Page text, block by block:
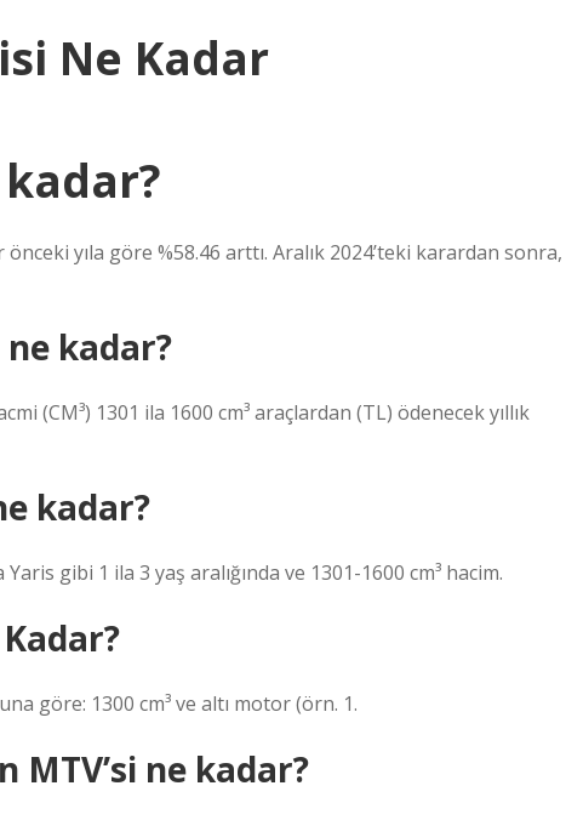
Ne Kadar
yıla göre %58.46 arttı. Aralık 2024’teki karardan sonra,
kadar?
(CM³) 1301 ila 1600 cm³ araçlardan (TL) ödenecek yıllık
kadar?
gibi 1 ila 3 yaş aralığında ve 1301-1600 cm³ hacim.
göre: 1300 cm³ ve altı motor (örn. 1.
MTV’si ne kadar?